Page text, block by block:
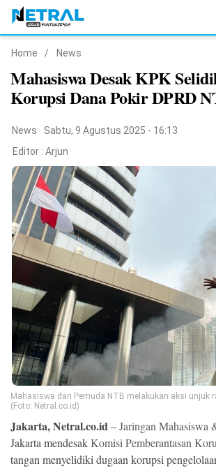
Nasional
Pemerintahan
Politik
Hukrim
Pendidikan
Peristiwa
Olahraga
Ekonomi
Memori
Home / News
Mahasiswa Desak KPK
Korupsi Dana Pokir DPRD
News
Sabtu, 9 Agustus 2025 - 16:13
Editor : Arjun
Mahasiswa dan Pemuda NTB melakukan aksi unjuk
(Foto: Netral.co.id)
Jakarta, Netral.co.id–Jaringan Mahasiswa
Jakarta mendesakKomisi Pemberantasan
tangan menyelidiki dugaan korupsi